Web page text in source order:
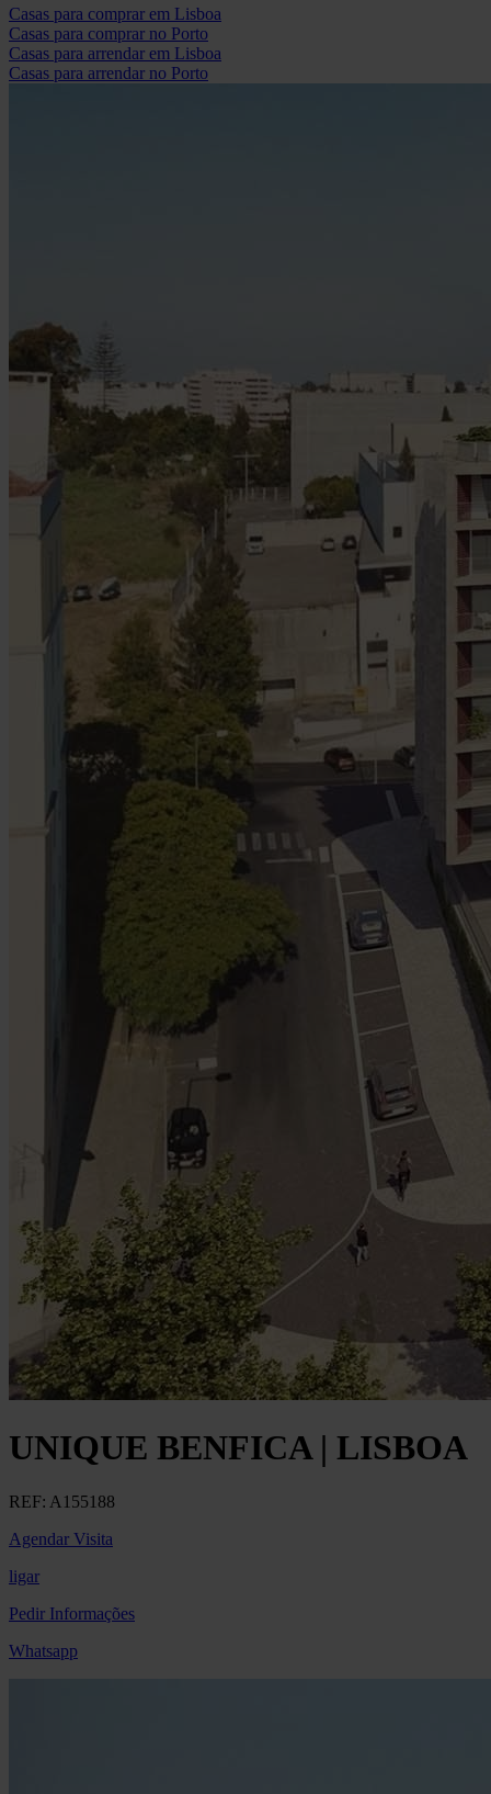
Casas para comprar em Lisboa
Casas para comprar no Porto
Casas para arrendar em Lisboa
Casas para arrendar no Porto
UNIQUE BENFICA | LISBOA
REF: A155188
Agendar Visita
ligar
Pedir Informações
Whatsapp